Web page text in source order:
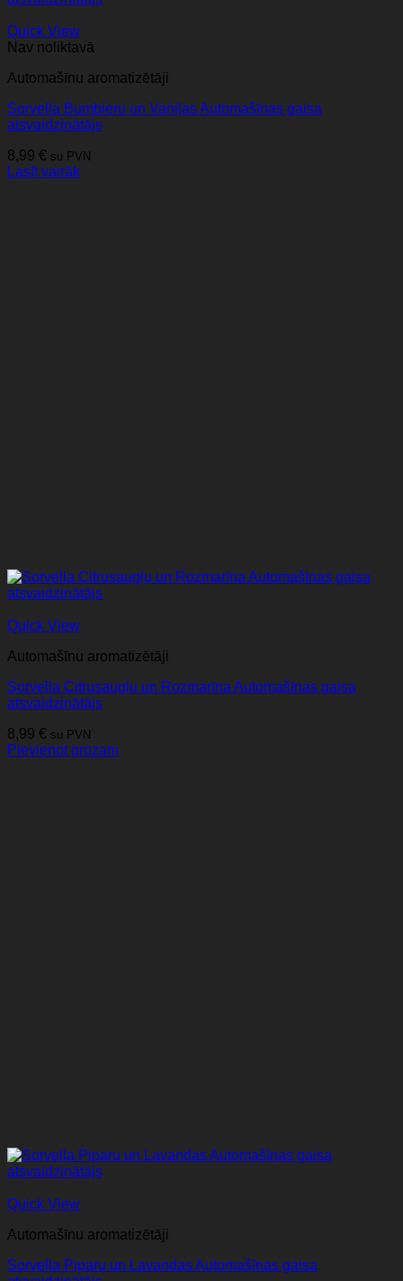
Quick View
Nav noliktavā
Automašīnu aromatizētāji
Sorvella Bumbieru un Vaniļas Automašīnas gaisa
atsvaidzinātājs
8,99 € su PVN
Lasīt vairāk
Quick View
Automašīnu aromatizētāji
Sorvella Citrusaugļu un Rozmarīna Automašīnas gaisa
atsvaidzinātājs
8,99 € su PVN
Pievienot grozam
Quick View
Automašīnu aromatizētāji
Sorvella Piparu un Lavandas Automašīnas gaisa